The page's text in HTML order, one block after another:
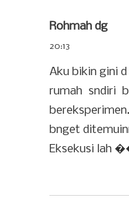
Rohmah dg
20:13
Aku bikin gini
rumah sndiri
bnget
Eksekusi